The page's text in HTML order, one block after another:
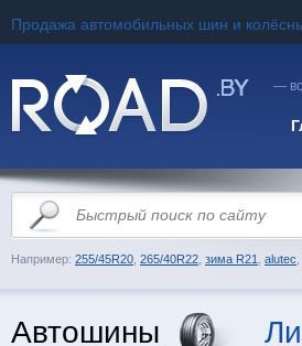
Продажа автомобильных шин и
—
Например: 255/45R20 265/40R22 зима R21 alutec
Автошины